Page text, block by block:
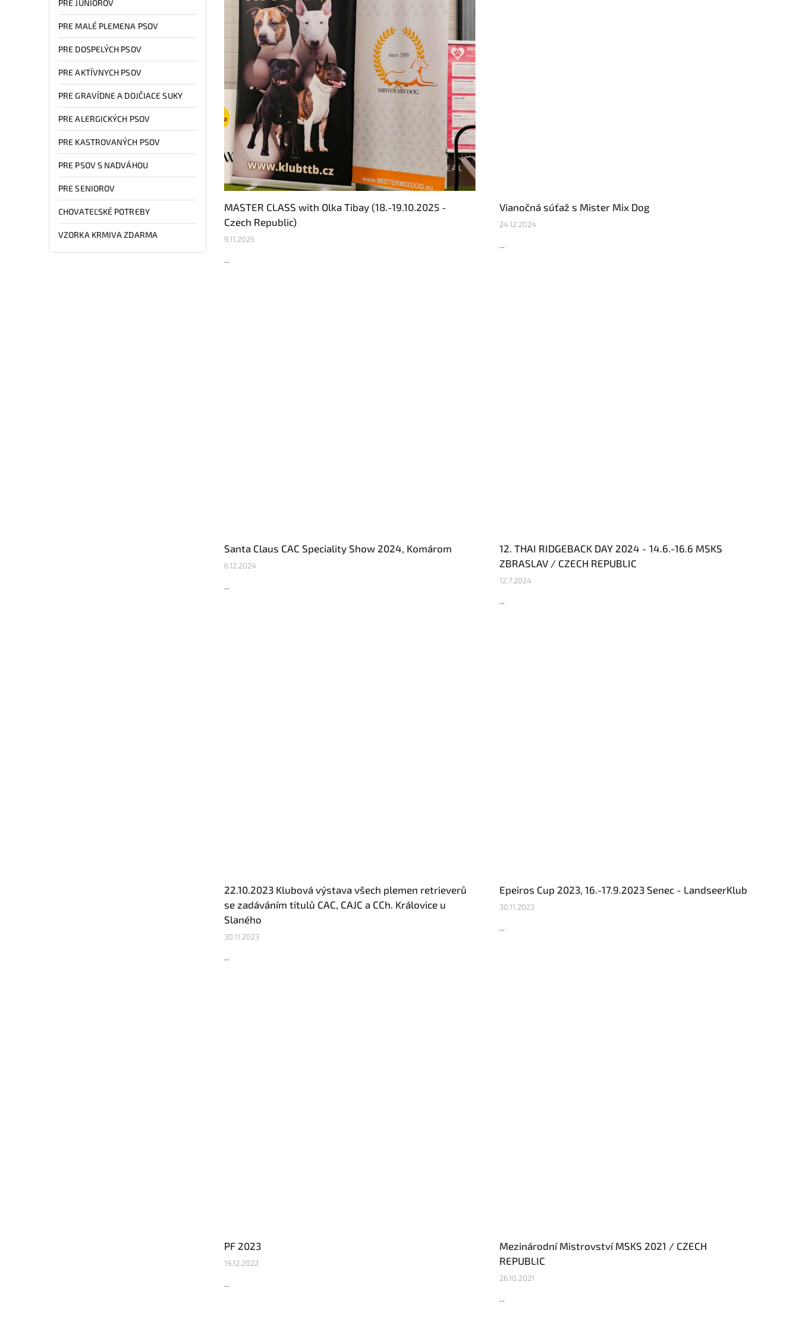
PRE JUNIOROV
PRE MALÉ PLEMENA PSOV
PRE DOSPELÝCH PSOV
PRE AKTÍVNYCH PSOV
PRE GRAVÍDNE A DOJČIACE SUKY
PRE ALERGICKÝCH PSOV
PRE KASTROVANÝCH PSOV
PRE PSOV S NADVÁHOU
PRE SENIOROV
CHOVATEĽSKÉ POTREBY
VZORKA KRMIVA ZDARMA
MASTER CLASS with Olka Tibay (18.-19.10.2025 -
Czech Republic)
9.11.2025
...
Vianočná súťaž s Mister Mix Dog
24.12.2024
...
Santa Claus CAC Speciality Show 2024, Komárom
6.12.2024
...
12. THAI RIDGEBACK DAY 2024 - 14.6.-16.6 MSKS
ZBRASLAV / CZECH REPUBLIC
12.7.2024
...
22.10.2023 Klubová výstava všech plemen retrieverů
se zadáváním titulů CAC, CAJC a CCh. Královice u
Slaného
30.11.2023
...
Epeiros Cup 2023, 16.-17.9.2023 Senec - LandseerKlub
30.11.2023
...
PF 2023
19.12.2022
...
Mezinárodní Mistrovství MSKS 2021 / CZECH
REPUBLIC
26.10.2021
...